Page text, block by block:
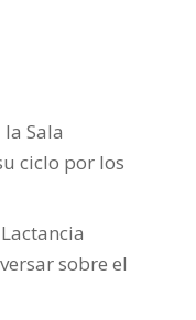
Sala
ciclo por los
sobre el